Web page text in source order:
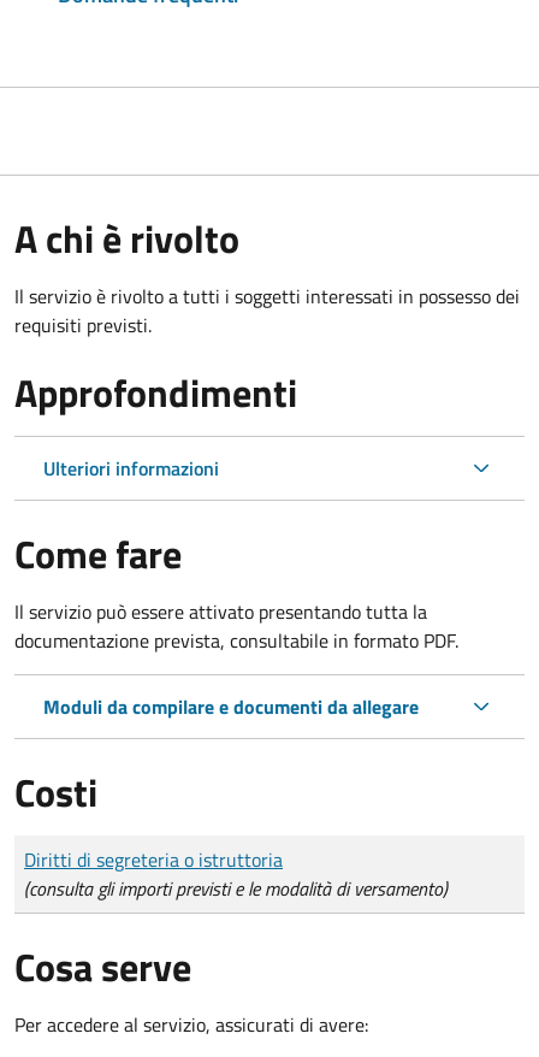
A chi è rivolto
Il servizio è rivolto a tutti i soggetti interessati in possesso dei
requisiti previsti.
Approfondimenti
Ulteriori informazioni
Come fare
Il servizio può essere attivato presentando tutta la
documentazione prevista, consultabile in formato PDF.
Moduli da compilare e documenti da allegare
Costi
Tipo di pagamento
Importo
Diritti di segreteria o istruttoria
(consulta gli importi previsti e le modalità di versamento)
Cosa serve
Per accedere al servizio, assicurati di avere: